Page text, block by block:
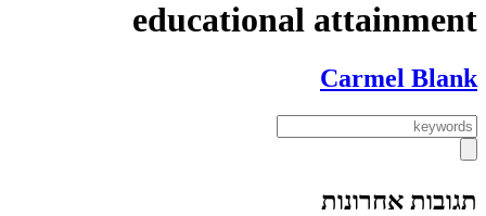
educational attainment
Carmel Blank
תגובות אחרונות